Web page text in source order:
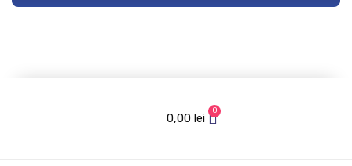
0,00 lei
0